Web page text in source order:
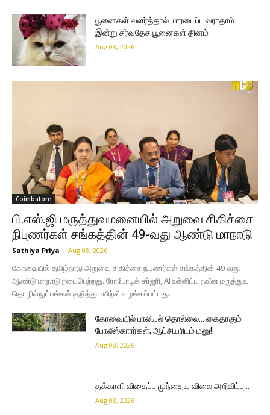
பூனைகள் வளர்த்தால் மாரடைப்பு வராதாம்…
இன்று சர்வதேச பூனைகள் தினம்
Aug 08, 2026
Coimbatore
பி.எஸ்.ஜி மருத்துவமனையில் அறுவை சிகிச்சை
நிபுணர்கள் சங்கத்தின் 49-வது ஆண்டு மாநாடு
Sathiya Priya - Aug 08, 2026
கோவையில் தமிழ்நாடு அறுவை சிகிச்சை நிபுணர்கள் சங்கத்தின் 49-வது
ஆண்டு மாநாடு நடைபெற்றது. ரோபோடிக் சர்ஜரி, AI உள்ளிட்ட நவீன மருத்துவ
தொழில்நுட்பங்கள் குறித்து பயிற்சி வழங்கப்பட்டது.
கோவையில் பாலியல் தொல்லை… கைதாகும்
போலீஸ்காரர்கள்; ஆட்சியரிடம் மனு!
Aug 08, 2026
தக்காளி விதைப்பு முந்தைய விலை அறிவிப்பு…
Aug 08, 2026